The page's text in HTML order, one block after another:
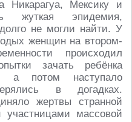
Никарагуа, Мексику и
жуткая эпидемия,
не могли найти. У
женщин на втором-
происходил
зачать ребёнка
а потом наступало
в догадках.
жертвы странной
массовой